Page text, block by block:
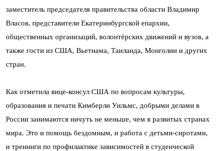
заместитель председателя правительства области Владимир
Власов, представители Екатеринбургской епархии,
общественных организаций, волонтёрских движений и вузов, а
также гости из США, Вьетнама, Таиланда, Монголии и других
стран.
Как отметила вице-консул США по вопросам культуры,
образования и печати Кимберли Уильмс, добрыми делами в
России занимаются ничуть не меньше, чем в развитых странах
мира. Это и помощь бездомным, и работа с детьми-сиротами,
и тренинги по профилактике зависимостей в студенческой